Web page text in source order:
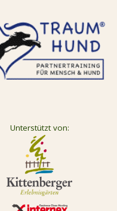
Unterstützt von: